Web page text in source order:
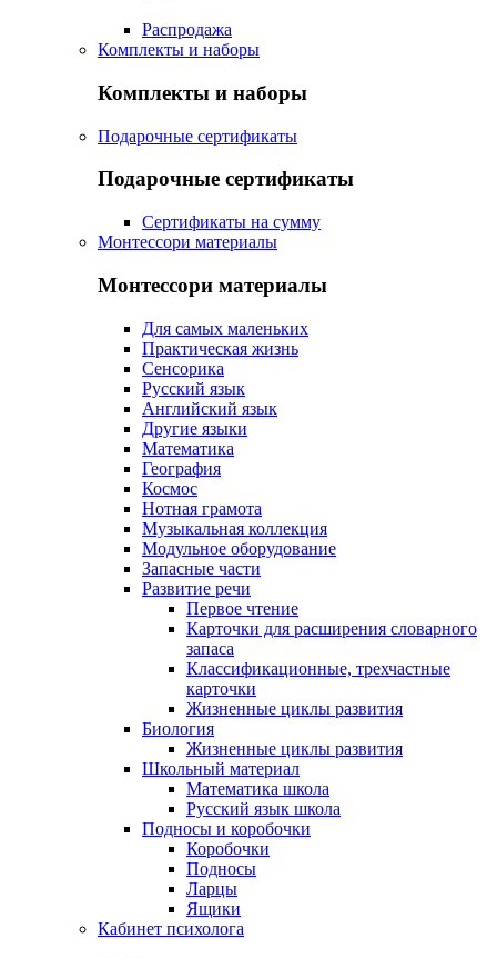
Распродажа
Комплекты и наборы
Комплекты и наборы
Подарочные сертификаты
Подарочные сертификаты
Сертификаты на сумму
Монтессори материалы
Монтессори материалы
Для самых маленьких
Практическая жизнь
Сенсорика
Русский язык
Английский язык
Другие языки
Математика
География
Космос
Нотная грамота
Музыкальная коллекция
Модульное оборудование
Запасные части
Развитие речи
Первое чтение
Карточки для расширения словарного
запаса
Классификационные, трехчастные
карточки
Жизненные циклы развития
Биология
Жизненные циклы развития
Школьный материал
Математика школа
Русский язык школа
Подносы и коробочки
Коробочки
Подносы
Ларцы
Ящики
Кабинет психолога